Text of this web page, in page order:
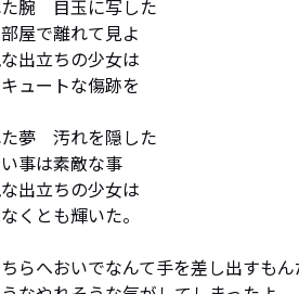
腕　目玉に写した
屋で離れて見よ
出立ちの少女は
ュートな傷跡を
夢　汚れを隠した
事は素敵な事
出立ちの少女は
くとも輝いた。
らへおいでなんて手を差し出すも